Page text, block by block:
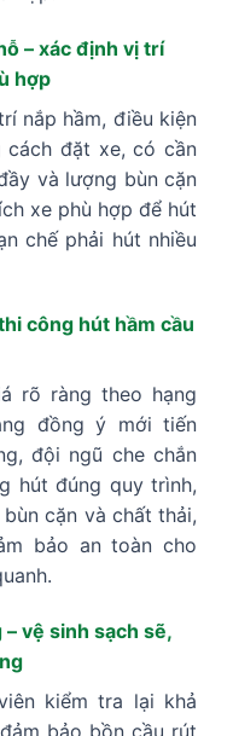
– xác định vị trí
hợp
nắp hầm, điều kiện
cách đặt xe, có cần
và lượng bùn cặn
xe phù hợp để hút
chế phải hút nhiều
công hút hầm cầu
rõ ràng theo hạng
đồng ý mới tiến
đội ngũ che chắn
hút đúng quy trình,
cặn và chất thải,
bảo an toàn cho
vệ sinh sạch sẽ,
kiểm tra lại khả